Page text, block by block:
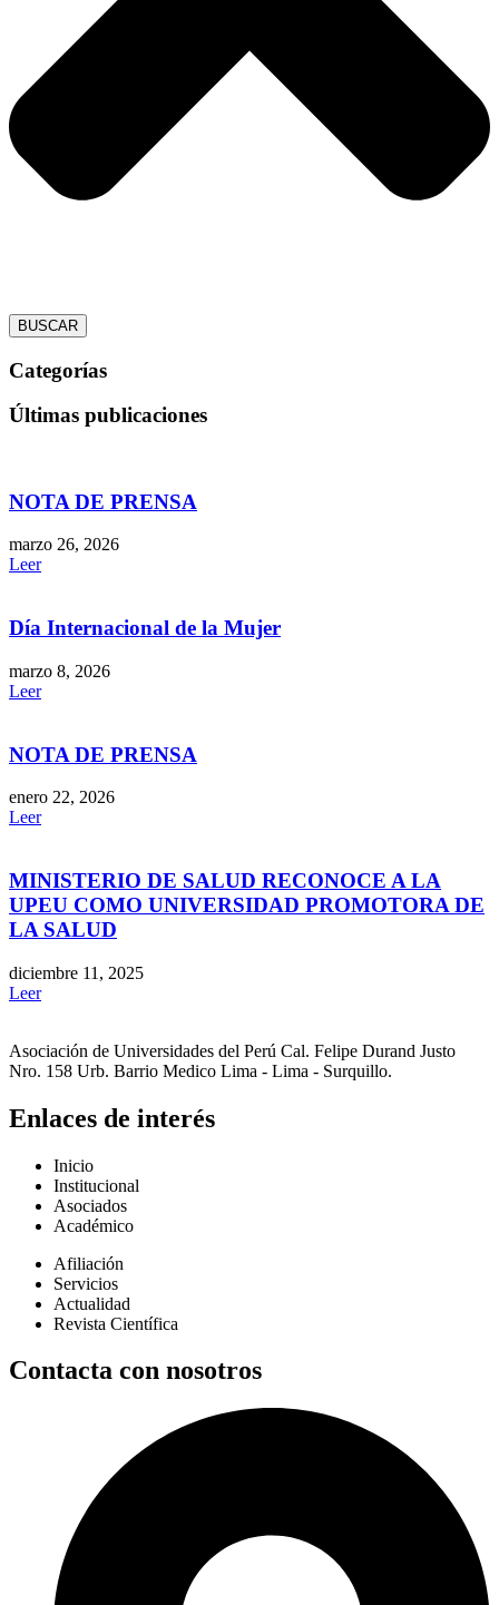
BUSCAR
Categorías
Últimas publicaciones
NOTA DE PRENSA
marzo 26, 2026
Leer
Día Internacional de la Mujer
marzo 8, 2026
Leer
NOTA DE PRENSA
enero 22, 2026
Leer
MINISTERIO DE SALUD RECONOCE A LA
UPEU COMO UNIVERSIDAD PROMOTORA DE
LA SALUD
diciembre 11, 2025
Leer
Asociación de Universidades del Perú Cal. Felipe Durand Justo
Nro. 158 Urb. Barrio Medico Lima - Lima - Surquillo.
Enlaces de interés
Inicio
Institucional
Asociados
Académico
Afiliación
Servicios
Actualidad
Revista Científica
Contacta con nosotros